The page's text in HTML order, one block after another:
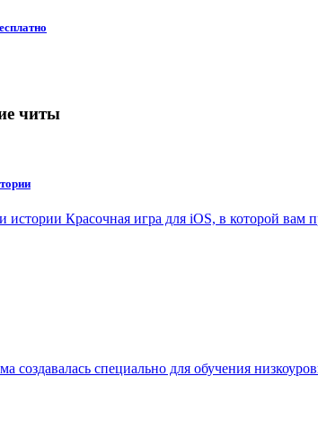
читы
Красочная игра для iOS, в которой вам
создавалась специально для обучения